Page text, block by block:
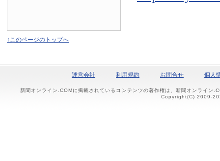
↑このページのトップへ
運営会社 利用規約 お問合せ 個人
新聞オンライン.COMに掲載されているコンテンツの著作権は、新聞オンライン
Copyright(C) 2009-